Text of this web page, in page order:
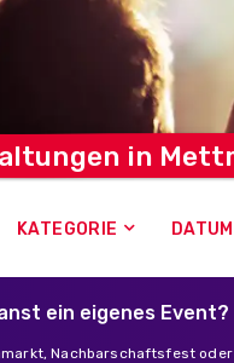
in
KATEGORIE DATUM
ein eigenes Event?
Nachbarschaftsfest